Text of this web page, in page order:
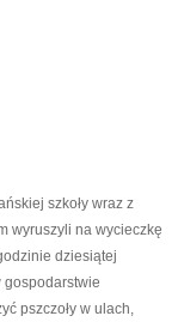
szkoły wraz z
wyruszyli na wycieczkę
dziesiątej
gospodarstwie
pszczoły w ulach,